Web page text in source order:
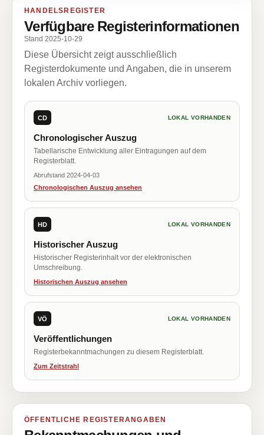
HANDELSREGISTER
Verfügbare Registerinformationen
Stand 2025-10-29
Diese Übersicht zeigt ausschließlich
Registerdokumente und Angaben, die in unserem
lokalen Archiv vorliegen.
CD LOKAL VORHANDEN
Chronologischer Auszug
Tabellarische Entwicklung aller Eintragungen auf dem
Registerblatt.
Abrufstand 2024-04-03
Chronologischen Auszug ansehen
HD LOKAL VORHANDEN
Historischer Auszug
Historischer Registerinhalt vor der elektronischen
Umschreibung.
Historischen Auszug ansehen
VÖ LOKAL VORHANDEN
Veröffentlichungen
Registerbekanntmachungen zu diesem Registerblatt.
Zum Zeitstrahl
ÖFFENTLICHE REGISTERANGABEN